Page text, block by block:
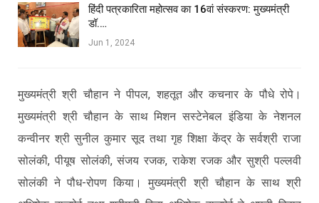
हिंदी पत्रकारिता महोत्सव का 16वां संस्करण: मुख्यमंत्री
डॉ.…
Jun 1, 2024
मुख्यमंत्री श्री चौहान ने पीपल, शहतूत और कचनार के पौधे रोपे।
मुख्यमंत्री श्री चौहान के साथ मिशन सस्टेनेबल इंडिया के नेशनल
कन्वीनर श्री सुनील कुमार सूद तथा गृह शिक्षा केंद्र के सर्वश्री राजा
सोलंकी, पीयूष सोलंकी, संजय रजक, राकेश रजक और सुश्री पल्लवी
सोलंकी ने पौध-रोपण किया। मुख्यमंत्री श्री चौहान के साथ श्री